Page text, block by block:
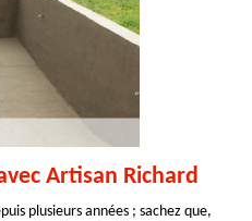
Artisan Richard
plusieurs années ; sachez que,